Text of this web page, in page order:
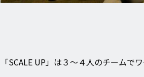
「SCALE UP」は３～４人のチームで